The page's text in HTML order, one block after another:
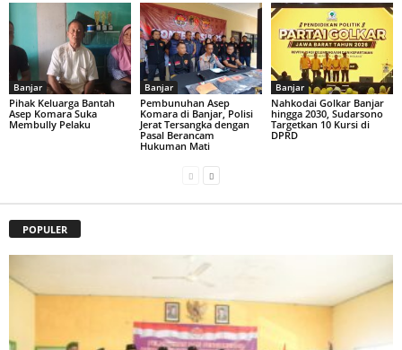
Banjar
Pihak Keluarga Bantah
Asep Komara Suka
Membully Pelaku
Banjar
Pembunuhan Asep
Komara di Banjar, Polisi
Jerat Tersangka dengan
Pasal Berancam
Hukuman Mati
Banjar
Nahkodai Golkar Banjar
hingga 2030, Sudarsono
Targetkan 10 Kursi di
DPRD
POPULER